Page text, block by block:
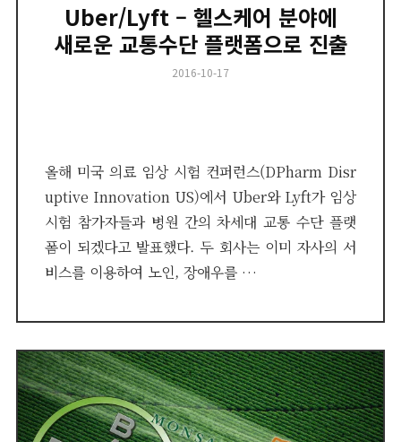
Uber/Lyft – 헬스케어 분야에
새로운 교통수단 플랫폼으로 진출
Posted
2016-10-17
올해 미국 의료 임상 시험 컨퍼런스(DPharm Disr
uptive Innovation US)에서 Uber와 Lyft가 임상
시험 참가자들과 병원 간의 차세대 교통 수단 플랫
폼이 되겠다고 발표했다. 두 회사는 이미 자사의 서
비스를 이용하여 노인, 장애우를 …